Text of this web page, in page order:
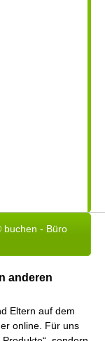
buchen - Büro
anderen
Eltern auf dem
online. Für uns